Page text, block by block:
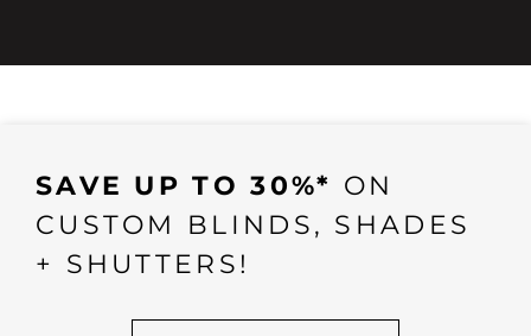
SAVE UP TO 30%* ON
CUSTOM BLINDS, SHADES
+ SHUTTERS!